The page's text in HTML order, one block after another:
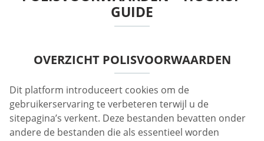
GUIDE
OVERZICHT POLISVOORWAARDEN
Dit platform introduceert cookies om de
gebruikerservaring te verbeteren terwijl u de
sitepagina’s verkent. Deze bestanden bevatten onder
andere de bestanden die als essentieel worden